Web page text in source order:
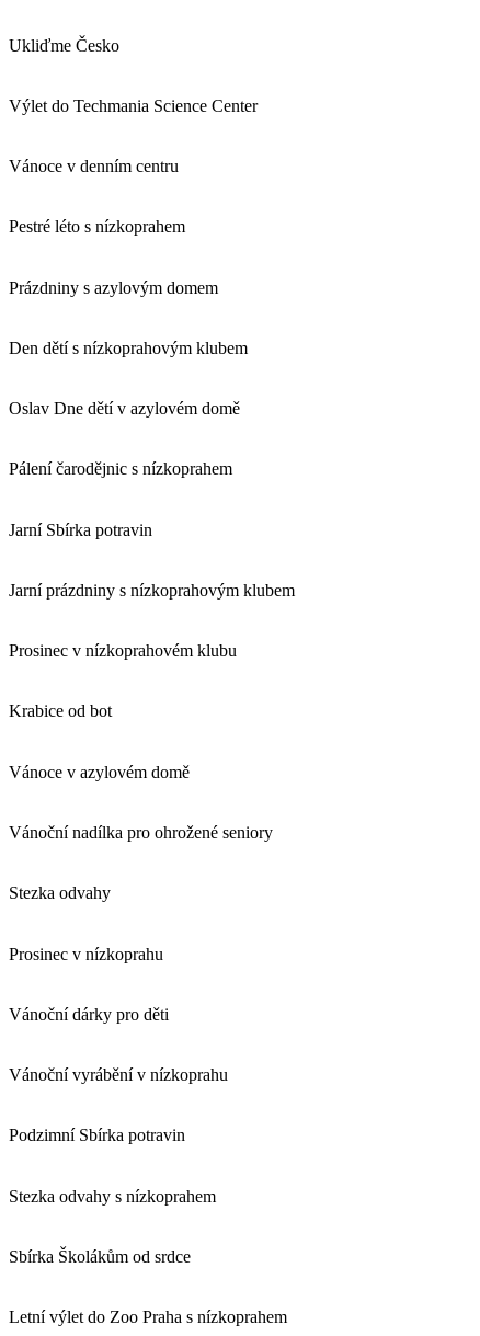
Ukliďme Česko
Výlet do Techmania Science Center
Vánoce v denním centru
Pestré léto s nízkoprahem
Prázdniny s azylovým domem
Den dětí s nízkoprahovým klubem
Oslav Dne dětí v azylovém domě
Pálení čarodějnic s nízkoprahem
Jarní Sbírka potravin
Jarní prázdniny s nízkoprahovým klubem
Prosinec v nízkoprahovém klubu
Krabice od bot
Vánoce v azylovém domě
Vánoční nadílka pro ohrožené seniory
Stezka odvahy
Prosinec v nízkoprahu
Vánoční dárky pro děti
Vánoční vyrábění v nízkoprahu
Podzimní Sbírka potravin
Stezka odvahy s nízkoprahem
Sbírka Školákům od srdce
Letní výlet do Zoo Praha s nízkoprahem